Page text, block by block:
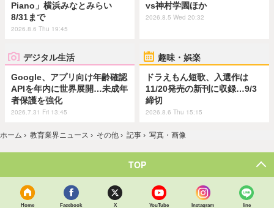
Piano」横浜みなとみらい
8/31まで
2026.8.6 Thu 19:45
vs神村学園ほか
2026.8.5 Wed 20:32
デジタル生活
Google、アプリ向け年齢確認
APIを年内に世界展開…未成年
者保護を強化
2026.7.31 Fri 13:45
趣味・娯楽
ドラえもん短歌、入選作は
11/20発売の新刊に収録…9/3
締切
2026.8.6 Thu 15:15
ホーム › 教育業界ニュース › その他 › 記事 › 写真・画像
TOP
Home Facebook X YouTube Instagram line